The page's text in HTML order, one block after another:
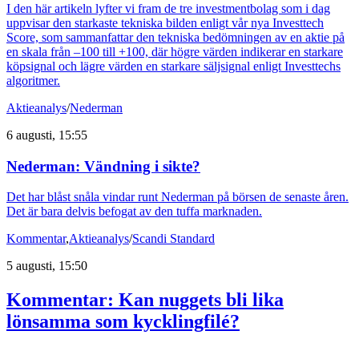
I den här artikeln lyfter vi fram de tre investmentbolag som i dag
uppvisar den starkaste tekniska bilden enligt vår nya Investtech
Score, som sammanfattar den tekniska bedömningen av en aktie på
en skala från –100 till +100, där högre värden indikerar en starkare
köpsignal och lägre värden en starkare säljsignal enligt Investtechs
algoritmer.
Aktieanalys/Nederman
6 augusti, 15:55
Nederman: Vändning i sikte?
Det har blåst snåla vindar runt Nederman på börsen de senaste åren.
Det är bara delvis befogat av den tuffa marknaden.
Kommentar,Aktieanalys/Scandi Standard
5 augusti, 15:50
Kommentar: Kan nuggets bli lika
lönsamma som kycklingfilé?